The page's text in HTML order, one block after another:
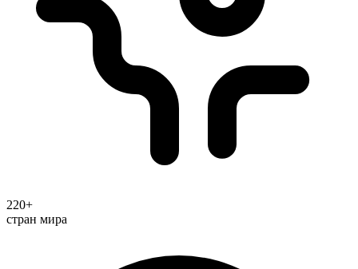
220+
стран мира